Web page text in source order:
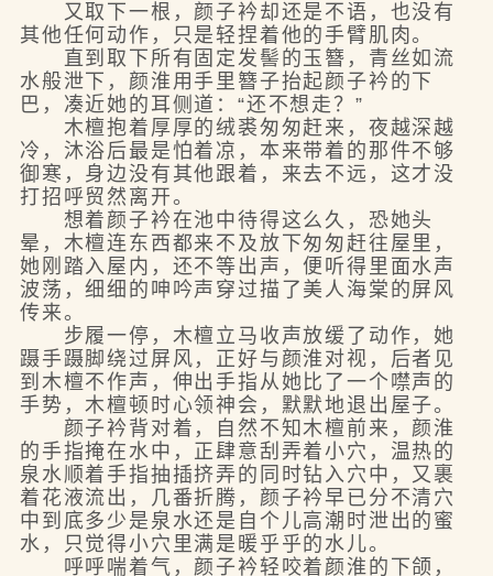
又取下一根，颜子衿却还是不语，也没有
其他任何动作，只是轻捏着他的手臂肌肉。
直到取下所有固定发髻的玉簪，青丝如流
水般泄下，颜淮用手里簪子抬起颜子衿的下
巴，凑近她的耳侧道：“还不想走？”
木檀抱着厚厚的绒裘匆匆赶来，夜越深越
冷，沐浴后最是怕着凉，本来带着的那件不够
御寒，身边没有其他跟着，来去不远，这才没
打招呼贸然离开。
想着颜子衿在池中待得这么久，恐她头
晕，木檀连东西都来不及放下匆匆赶往屋里，
她刚踏入屋内，还不等出声，便听得里面水声
波荡，细细的呻吟声穿过描了美人海棠的屏风
传来。
步履一停，木檀立马收声放缓了动作，她
蹑手蹑脚绕过屏风，正好与颜淮对视，后者见
到木檀不作声，伸出手指从她比了一个噤声的
手势，木檀顿时心领神会，默默地退出屋子。
颜子衿背对着，自然不知木檀前来，颜淮
的手指掩在水中，正肆意刮弄着小穴，温热的
泉水顺着手指抽插挤弄的同时钻入穴中，又裹
着花液流出，几番折腾，颜子衿早已分不清穴
中到底多少是泉水还是自个儿高潮时泄出的蜜
水，只觉得小穴里满是暖乎乎的水儿。
呼呼喘着气，颜子衿轻咬着颜淮的下颌，